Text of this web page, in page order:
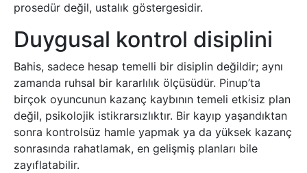
prosedür değil, ustalık göstergesidir.
Duygusal kontrol disiplini
Bahis, sadece hesap temelli bir disiplin değildir; aynı
zamanda ruhsal bir kararlılık ölçüsüdür. Pinup’ta
birçok oyuncunun kazanç kaybının temeli etkisiz plan
değil, psikolojik istikrarsızlıktır. Bir kayıp yaşandıktan
sonra kontrolsüz hamle yapmak ya da yüksek kazanç
sonrasında rahatlamak, en gelişmiş planları bile
zayıflatabilir.